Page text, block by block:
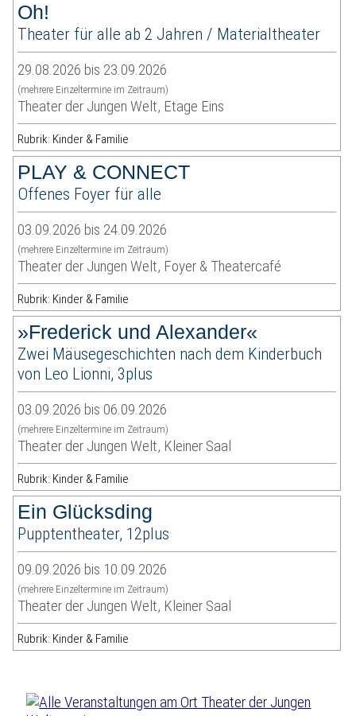
Oh!
Theater für alle ab 2 Jahren / Materialtheater
29.08.2026 bis 23.09.2026
(mehrere Einzeltermine im Zeitraum)
Theater der Jungen Welt, Etage Eins
Rubrik: Kinder & Familie
PLAY & CONNECT
Offenes Foyer für alle
03.09.2026 bis 24.09.2026
(mehrere Einzeltermine im Zeitraum)
Theater der Jungen Welt, Foyer & Theatercafé
Rubrik: Kinder & Familie
»Frederick und Alexander«
Zwei Mäusegeschichten nach dem Kinderbuch
von Leo Lionni, 3plus
03.09.2026 bis 06.09.2026
(mehrere Einzeltermine im Zeitraum)
Theater der Jungen Welt, Kleiner Saal
Rubrik: Kinder & Familie
Ein Glücksding
Pupptentheater, 12plus
09.09.2026 bis 10.09.2026
(mehrere Einzeltermine im Zeitraum)
Theater der Jungen Welt, Kleiner Saal
Rubrik: Kinder & Familie